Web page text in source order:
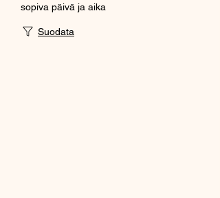
sopiva päivä ja aika
Suodata